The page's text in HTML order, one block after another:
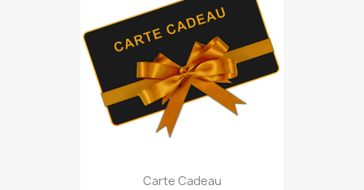
Carte Cadeau